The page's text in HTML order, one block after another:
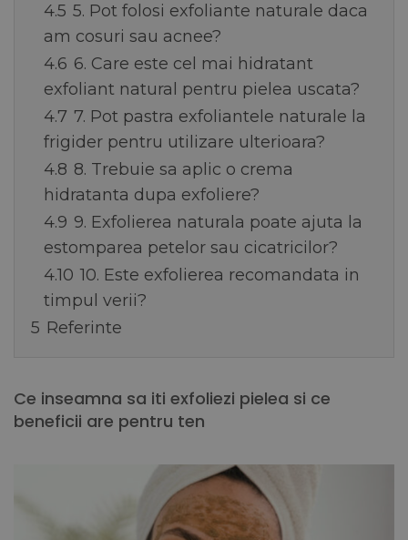
4.5 5. Pot folosi exfoliante naturale daca
am cosuri sau acnee?
4.6 6. Care este cel mai hidratant
exfoliant natural pentru pielea uscata?
4.7 7. Pot pastra exfoliantele naturale la
frigider pentru utilizare ulterioara?
4.8 8. Trebuie sa aplic o crema
hidratanta dupa exfoliere?
4.9 9. Exfolierea naturala poate ajuta la
estomparea petelor sau cicatricilor?
4.10 10. Este exfolierea recomandata in
timpul verii?
5 Referinte
Ce inseamna sa iti exfoliezi pielea si ce
beneficii are pentru ten